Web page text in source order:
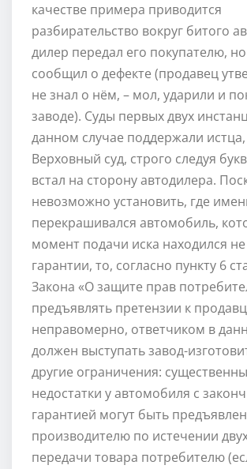
качестве примера приводится
разбирательство вокруг битого
дилер передал его покупателю,
сообщил о дефекте (продавец
не знал о нём, – мол, ударили и
заводе). Суды первых двух
данном случае поддержали
Верховный суд, строго следуя
встал на сторону автодилера.
невозможно установить, где
перекрашивался автомобиль,
момент подачи иска находился
гарантии, то, согласно пункту 6
Закона «О защите прав
предъявлять претензии к
неправомерно, ответчиком в
должен выступать завод-
другие ограничения:
недостатки у автомобиля с
гарантией могут быть
производителю по истечении
передачи товара потребителю